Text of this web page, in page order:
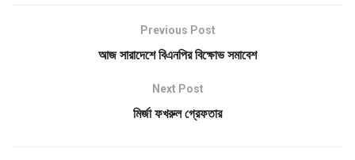
Previous Post
আজ সারাদেশে বিএনপির বিক্ষোভ সমাবেশ
Next Post
মির্জা ফখরুল গ্রেফতার